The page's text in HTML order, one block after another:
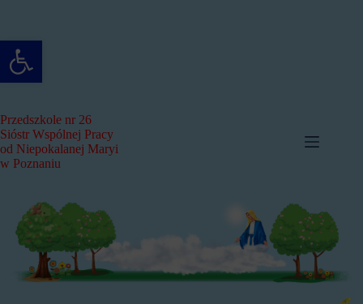
Otwórz pasek narzędzi
Przedszkole nr 26
Sióstr Wspólnej Pracy
od Niepokalanej Maryi
w Poznaniu